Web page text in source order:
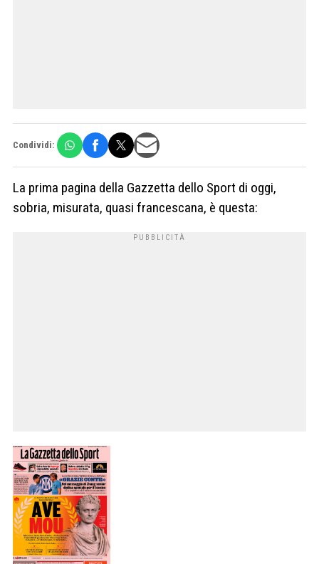
Condividi:
La prima pagina della Gazzetta dello Sport di oggi,
sobria, misurata, quasi francescana, è questa: